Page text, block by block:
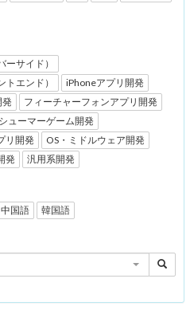
ーサイド）
トエンド）
iPhoneアプリ開発
フィーチャーフォンアプリ開発
ューマーゲーム開発
リ開発
OS・ミドルウェア開発
発
汎用系開発
中国語 韓国語